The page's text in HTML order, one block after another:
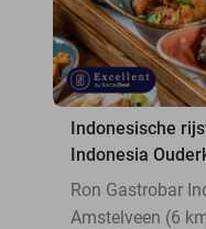
Indonesische
Indonesia
Ron Gastrobar
Amstelveen (6